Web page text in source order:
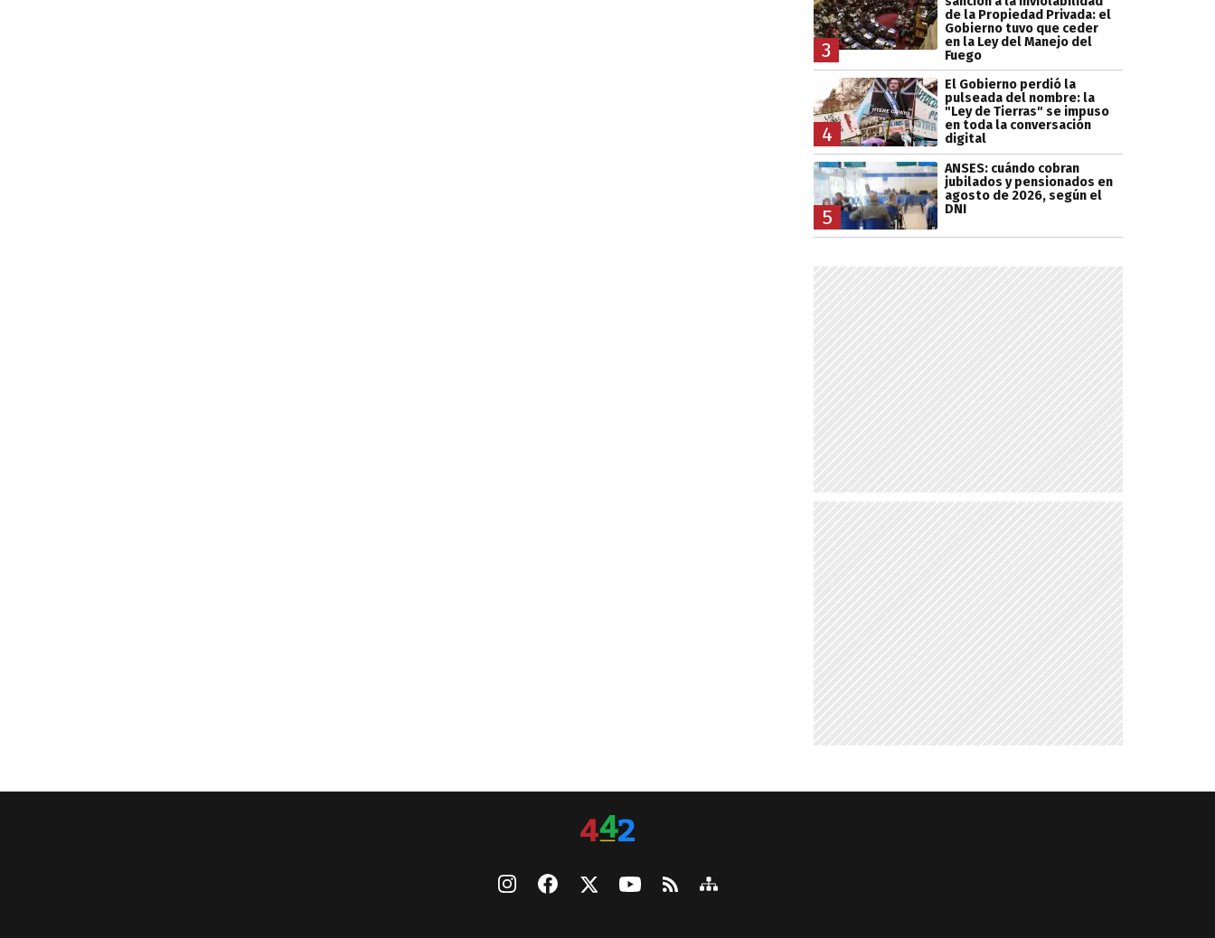
3
de la Propiedad Privada: el
Gobierno tuvo que ceder
en la Ley del Manejo del
Fuego
4
El Gobierno perdió la
pulseada del nombre: la
"Ley de Tierras" se impuso
en toda la conversación
digital
5
ANSES: cuándo cobran
jubilados y pensionados en
agosto de 2026, según el
DNI